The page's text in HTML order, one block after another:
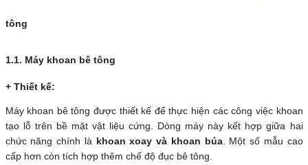
tông
1.1. Máy khoan bê tông
+ Thiết kế:
Máy khoan bê tông được thiết kế để thực hiện các công việc khoan
tạo lỗ trên bề mặt vật liệu cứng. Dòng máy này kết hợp giữa hai
chức năng chính là khoan xoay và khoan búa. Một số mẫu cao
cấp hơn còn tích hợp thêm chế độ đục bê tông.